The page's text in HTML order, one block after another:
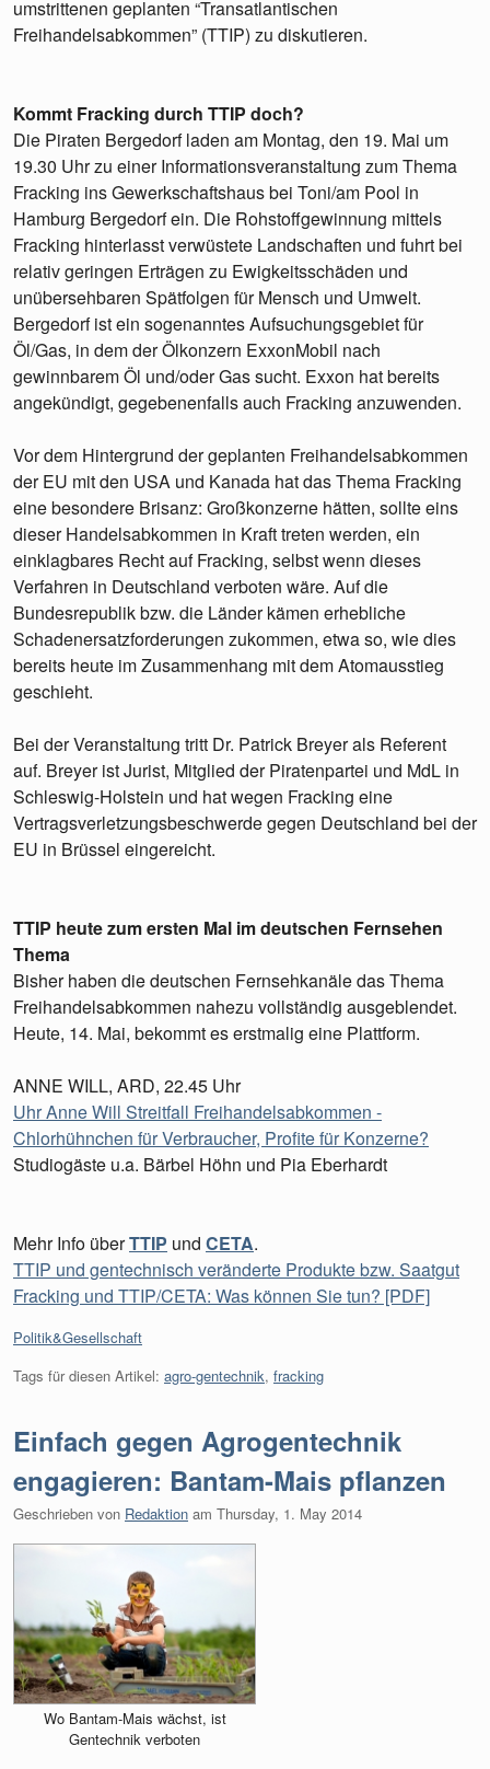
umstrittenen geplanten “Transatlantischen
Freihandelsabkommen” (TTIP) zu diskutieren.
Kommt Fracking durch TTIP doch?
Die Piraten Bergedorf laden am Montag, den 19. Mai um
19.30 Uhr zu einer Informationsveranstaltung zum Thema
Fracking ins Gewerkschaftshaus bei Toni/am Pool in
Hamburg Bergedorf ein. Die Rohstoffgewinnung mittels
Fracking hinterlasst verwüstete Landschaften und fuhrt bei
relativ geringen Erträgen zu Ewigkeitsschäden und
unübersehbaren Spätfolgen für Mensch und Umwelt.
Bergedorf ist ein sogenanntes Aufsuchungsgebiet für
Öl/Gas, in dem der Ölkonzern ExxonMobil nach
gewinnbarem Öl und/oder Gas sucht. Exxon hat bereits
angekündigt, gegebenenfalls auch Fracking anzuwenden.
Vor dem Hintergrund der geplanten Freihandelsabkommen
der EU mit den USA und Kanada hat das Thema Fracking
eine besondere Brisanz: Großkonzerne hätten, sollte eins
dieser Handelsabkommen in Kraft treten werden, ein
einklagbares Recht auf Fracking, selbst wenn dieses
Verfahren in Deutschland verboten wäre. Auf die
Bundesrepublik bzw. die Länder kämen erhebliche
Schadenersatzforderungen zukommen, etwa so, wie dies
bereits heute im Zusammenhang mit dem Atomausstieg
geschieht.
Bei der Veranstaltung tritt Dr. Patrick Breyer als Referent
auf. Breyer ist Jurist, Mitglied der Piratenpartei und MdL in
Schleswig-Holstein und hat wegen Fracking eine
Vertragsverletzungsbeschwerde gegen Deutschland bei der
EU in Brüssel eingereicht.
TTIP heute zum ersten Mal im deutschen Fernsehen
Thema
Bisher haben die deutschen Fernsehkanäle das Thema
Freihandelsabkommen nahezu vollständig ausgeblendet.
Heute, 14. Mai, bekommt es erstmalig eine Plattform.
ANNE WILL, ARD, 22.45 Uhr
Uhr Anne Will Streitfall Freihandelsabkommen -
Chlorhühnchen für Verbraucher, Profite für Konzerne?
Studiogäste u.a. Bärbel Höhn und Pia Eberhardt
Mehr Info überTTIP und CETA.
TTIP und gentechnisch veränderte Produkte bzw. Saatgut
Fracking und TTIP/CETA: Was können Sie tun? [PDF]
Kategorien:
Politik&Gesellschaft
Tags für diesen Artikel: agro-gentechnik, fracking
Einfach gegen Agrogentechnik
engagieren: Bantam-Mais pflanzen
Geschrieben von Redaktion am Thursday, 1. May 2014
Wo Bantam-Mais wächst, ist
Gentechnik verboten